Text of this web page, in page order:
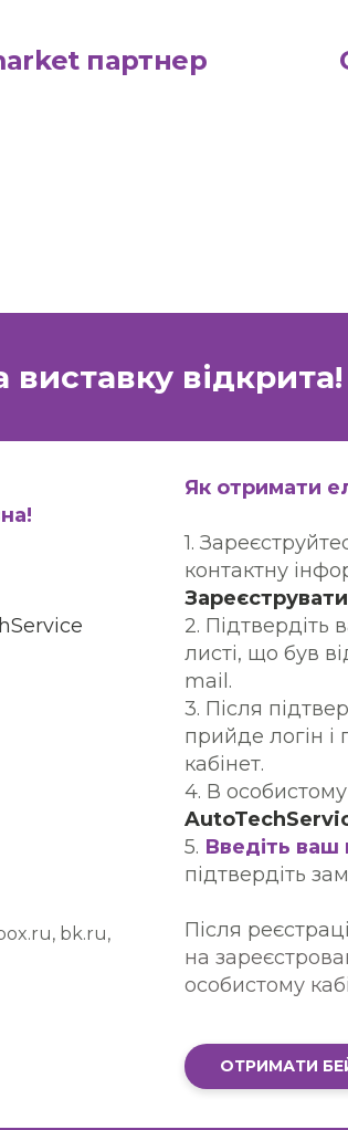
партнер
виставку відкрита!
bk.ru,
Як отримати
1.
контактну
Зареєструвати
2.
листі, що був
mail.
3. Після
прийде логін і
кабінет.
4. В особистому
5. Введіть ваш
підтвердіть
Після
на
особистому
ОТРИМАТИ